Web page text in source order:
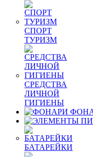
СПОРТ
ТУРИЗМ
СРЕДСТВА
ЛИЧНОЙ
ГИГИЕНЫ
БАТАРЕЙКИ